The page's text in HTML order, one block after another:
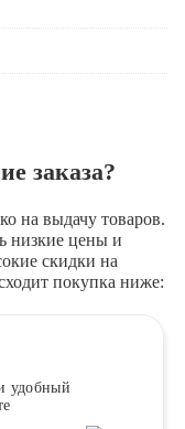
заказа?
на выдачу товаров.
низкие цены и
скидки на
покупка ниже:
удобный